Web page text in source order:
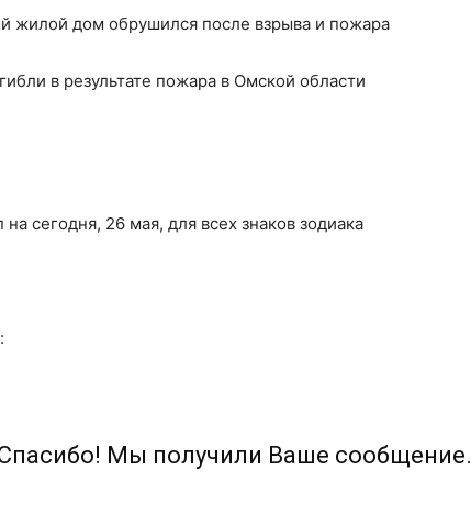
жилой дом обрушился после взрыва и пожара
в результате пожара в Омской области
на сегодня, 26 мая, для всех знаков зодиака
Мы получили Ваше сообщение.